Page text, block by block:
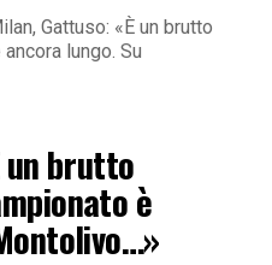
Gattuso: «È un brutto
lungo. Su
un brutto
è